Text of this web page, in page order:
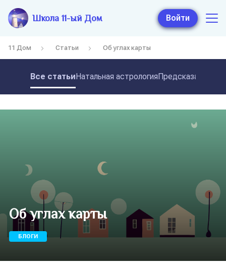
Школа 11-ый Дом Войти
11 Дом Статьи Об углах карты
Все статьиНатальная астрология
Об углах карты
БЛОГИ